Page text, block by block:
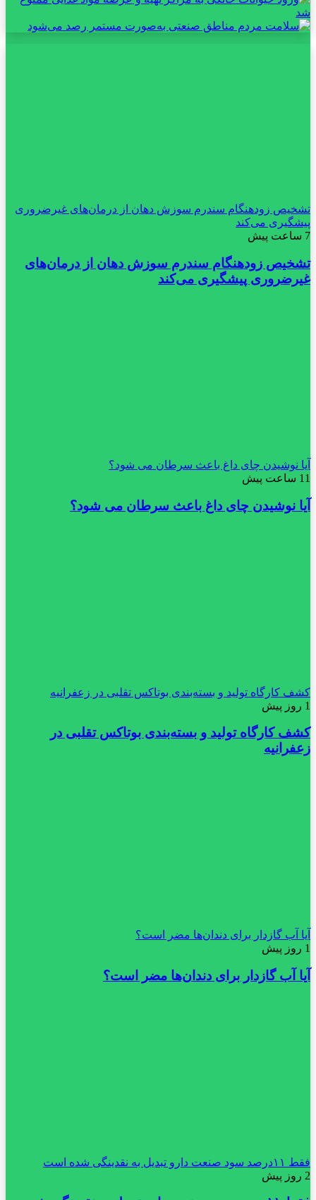
تشخیص زودهنگام سندرم سوزش دهان از درمان‌های غیرضروری
پیشگیری می‌کند
7 ساعت پیش
تشخیص زودهنگام سندرم سوزش دهان از درمان‌های
غیرضروری پیشگیری می‌کند
آیا نوشیدن چای داغ باعث سرطان می شود؟
11 ساعت پیش
آیا نوشیدن چای داغ باعث سرطان می شود؟
کشف کارگاه تولید و بسته‌بندی بوتاکس تقلبی در زعفرانیه
1 روز پیش
کشف کارگاه تولید و بسته‌بندی بوتاکس تقلبی در
زعفرانیه
آیا آب گازدار برای دندان‌ها مضر است؟
1 روز پیش
آیا آب گازدار برای دندان‌ها مضر است؟
فقط ۱۱‌درصد سود صنعت دارو تبدیل به نقدینگی شده است
2 روز پیش